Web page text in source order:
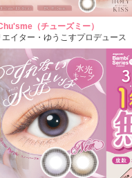
（チューズミー）
エイター・ゆうこすプロデュース